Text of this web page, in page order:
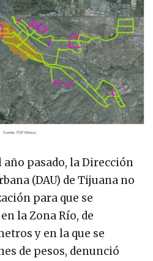
pasado, la Dirección
(DAU) de Tijuana no
para que se
la Zona Río, de
y en la que se
de pesos, denunció